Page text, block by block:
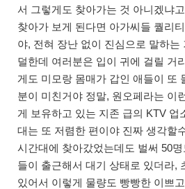
서 그렇게도 찾아가는 것 아니겠냐
찾아가 보게 된다면 아가씨들 퀄리
야, 전혀 장난 없이 진심으로 말하는
덜한데 여러분은 입이 귀에 걸릴 거
게도 미모랑 몸매가 갑인 애들이 또
분이 미친거야 정말, 원오페라는 이
게 보유하고 있는 지존 급의 KTV 업
대는 또 저렴한 편이야 진짜 생각할
시간대에 찾아갔었는데도 벌써 50
들이 출근해서 대기 상태로 있더라,
있어서 이렇게 물량도 빵빵한 이쁘